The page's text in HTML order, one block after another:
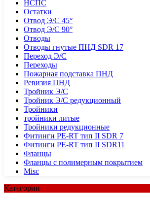
НСПС
Остатки
Отвод Э/С 45°
Отвод Э/С 90°
Отводы
Отводы гнутые ПНД SDR 17
Переход Э/С
Переходы
Пожарная подставка ПНД
Ревизия ПНД
Тройник Э/С
Тройник Э/С редукционный
Тройники
тройники литые
Тройники редукционные
Фитинги PE-RT тип II SDR 7
Фитинги PE-RT тип II SDR11
Фланцы
Фланцы с полимерным покрытием
Misc
Категории